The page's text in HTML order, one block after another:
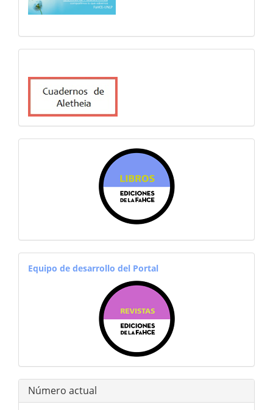
equiporevistas
Equipo de desarrollo del Portal
Número actual